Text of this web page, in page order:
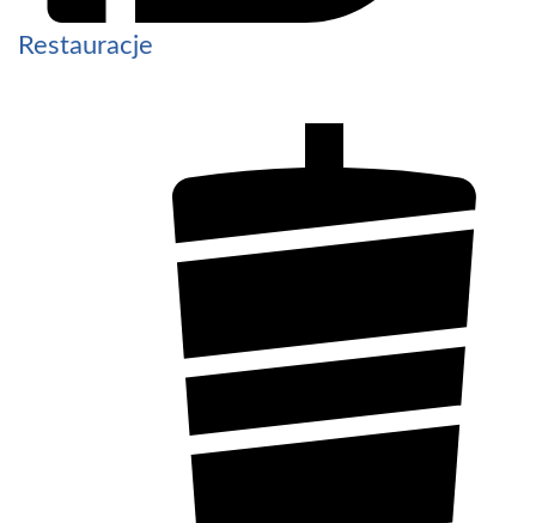
Restauracje